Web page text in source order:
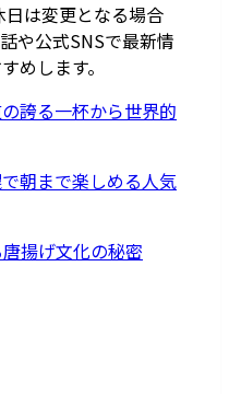
は変更となる場合
や公式SNSで最新情
めします。
誇る一杯から世界的
朝まで楽しめる人気
揚げ文化の秘密